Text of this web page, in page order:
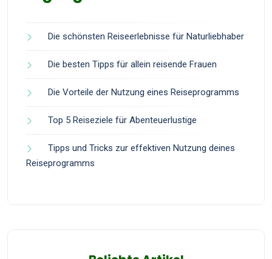
Die schönsten Reiseerlebnisse für Naturliebhaber
Die besten Tipps für allein reisende Frauen
Die Vorteile der Nutzung eines Reiseprogramms
Top 5 Reiseziele für Abenteuerlustige
Tipps und Tricks zur effektiven Nutzung deines
Reiseprogramms